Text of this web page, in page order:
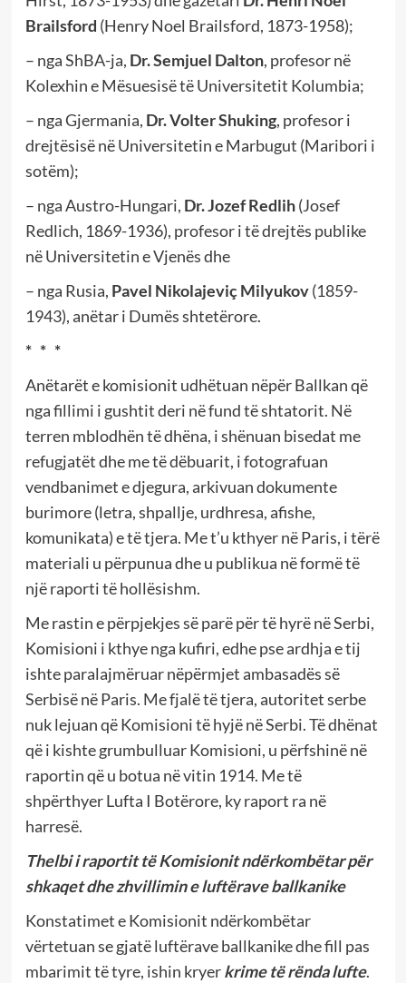
Brailsford (Henry Noel Brailsford, 1873-1958);
– nga ShBA-ja, Dr. Semjuel Dalton, profesor në
Kolexhin e Mësuesisë të Universitetit Kolumbia;
– nga Gjermania, Dr. Volter Shuking, profesor i
drejtësisë në Universitetin e Marbugut (Maribori i
sotëm);
– nga Austro-Hungari, Dr. Jozef Redlih(Josef
Redlich, 1869-1936), profesor i të drejtës publike
në Universitetin e Vjenës dhe
– nga Rusia, Pavel Nikolajeviç Milyukov(1859-
1943), anëtar i Dumës shtetërore.
* * *
Anëtarët e komisionit udhëtuan nëpër Ballkan që
nga fillimi i gushtit deri në fund të shtatorit. Në
terren mblodhën të dhëna, i shënuan bisedat me
refugjatët dhe me të dëbuarit, i fotografuan
vendbanimet e djegura, arkivuan dokumente
burimore (letra, shpallje, urdhresa, afishe,
komunikata) e të tjera. Me t’u kthyer në Paris, i tërë
materiali u përpunua dhe u publikua në formë të
një raporti të hollësishm.
Me rastin e përpjekjes së parë për të hyrë në Serbi,
Komisioni i kthye nga kufiri, edhe pse ardhja e tij
ishte paralajmëruar nëpërmjet ambasadës së
Serbisë në Paris. Me fjalë të tjera, autoritet serbe
nuk lejuan që Komisioni të hyjë në Serbi. Të dhënat
që i kishte grumbulluar Komisioni, u përfshinë në
raportin që u botua në vitin 1914. Me të
shpërthyer Lufta I Botërore, ky raport ra në
harresë.
Thelbi i raportit të Komisionit ndërkombëtar për
shkaqet dhe zhvillimin e luftërave ballkanike
Konstatimet e Komisionit ndërkombëtar
vërtetuan se gjatë luftërave ballkanike dhe fill pas
mbarimit të tyre, ishin kryerkrime të rënda lufte.